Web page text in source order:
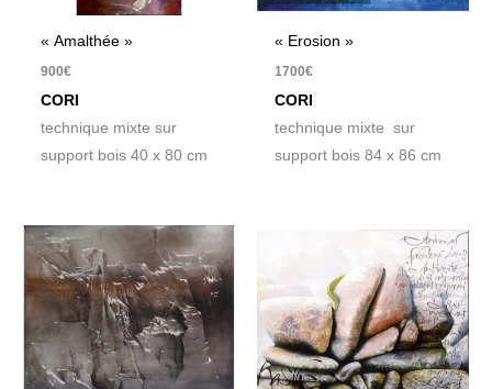
« Amalthée »
900€
CORI
technique mixte sur
support bois 40 x 80 cm
« Erosion »
1700€
CORI
technique mixte sur
support bois 84 x 86 cm